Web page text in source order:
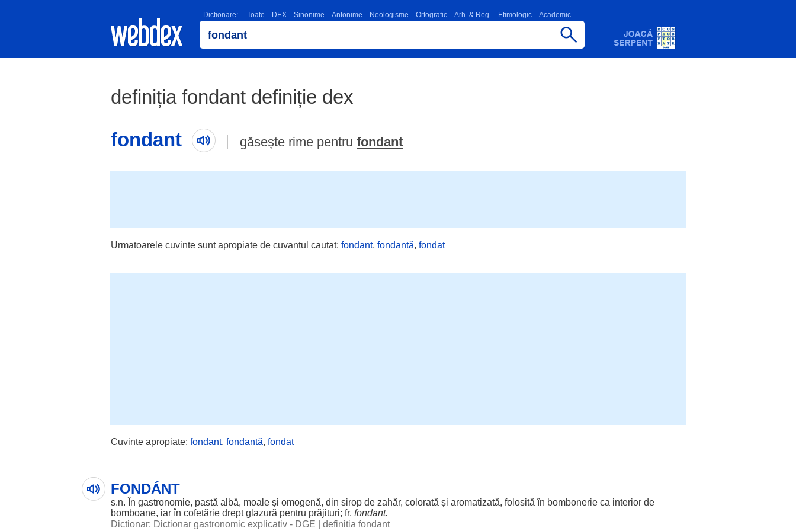
Dictionare: Toate DEX Sinonime Antonime Neologisme Ortografic Arh. & Reg. Etimologic Academic
definiția fondant definiție dex
fondant
găsește rime pentru fondant
Urmatoarele cuvinte sunt apropiate de cuvantul cautat: fondant, fondantă, fondat
Cuvinte apropiate: fondant, fondantă, fondat
FONDÁNT
s.n. În gastronomie, pastă albă, moale și omogenă, din sirop de zahăr, colorată și aromatizată, folosită în bombonerie ca interior de
bomboane, iar în cofetărie drept glazură pentru prăjituri; fr. fondant.
Dictionar: Dictionar gastronomic explicativ - DGE
definitia fondant